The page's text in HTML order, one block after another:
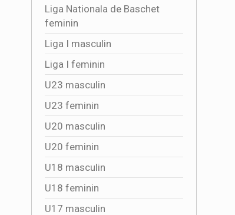
Liga Nationala de Baschet
feminin
Liga I masculin
Liga I feminin
U23 masculin
U23 feminin
U20 masculin
U20 feminin
U18 masculin
U18 feminin
U17 masculin